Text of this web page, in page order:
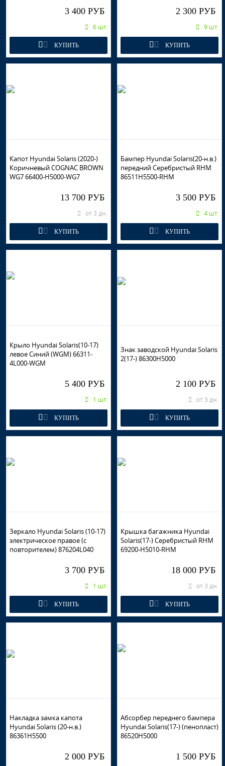
3 400 РУБ
6 шт.
КУПИТЬ
2 300 РУБ
9 шт.
КУПИТЬ
Капот Hyundai Solaris (2020-)
Коричневый COGNAC BROWN
WG7 66400-H5000-WG7
13 700 РУБ
от 3 дн.
КУПИТЬ
Бампер Hyundai Solaris(20-н.в.)
передний Серебристый RHM
86511H5500-RHM
3 500 РУБ
4 шт.
КУПИТЬ
Крыло Hyundai Solaris(10-17)
левое Синий (WGM) 66311-
4L000-WGM
5 400 РУБ
1 шт.
КУПИТЬ
Знак заводской Hyundai Solaris
2(17-) 86300H5000
2 100 РУБ
от 3 дн.
КУПИТЬ
Зеркало Hyundai Solaris (10-17)
электрическое правое (с
повторителем) 876204L040
3 700 РУБ
1 шт.
КУПИТЬ
Крышка багажника Hyundai
Solaris(17-) Серебристый RHM
69200-H5010-RHM
18 000 РУБ
от 3 дн.
КУПИТЬ
Накладка замка капота
Hyundai Solaris (20-н.в.)
86361H5500
2 000 РУБ
Абсорбер переднего бампера
Hyundai Solaris(17-) (пенопласт)
86520H5000
1 500 РУБ